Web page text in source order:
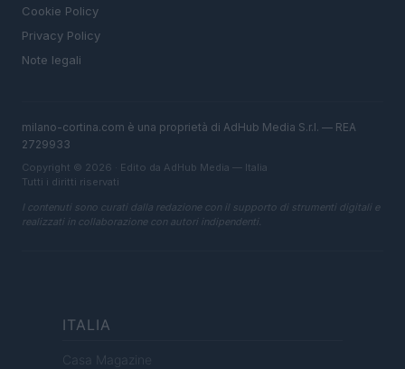
Cookie Policy
Privacy Policy
Note legali
milano-cortina.com è una proprietà di AdHub Media S.r.l. — REA
2729933
Copyright © 2026 · Edito da AdHub Media — Italia
Tutti i diritti riservati
I contenuti sono curati dalla redazione con il supporto di strumenti digitali e
realizzati in collaborazione con autori indipendenti.
ITALIA
Casa Magazine